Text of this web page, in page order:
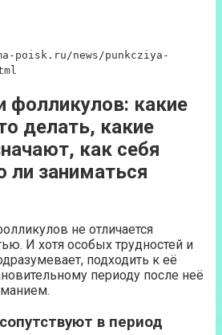
poisk.ru/news/punkcziya-
фолликулов: какие
делать, какие
как себя
ли заниматься
не отличается
И хотя особых трудностей и
подходить к её
периоду после неё
в период